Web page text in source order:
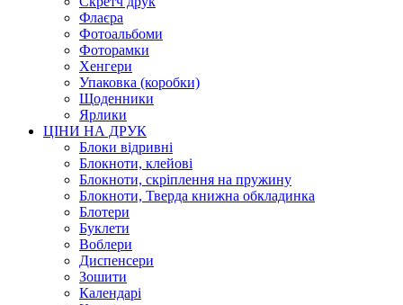
Флаєра
Фотоальбоми
Фоторамки
Хенгери
Упаковка (коробки)
Щоденники
Ярлики
ЦІНИ НА ДРУК
Блоки відривні
Блокноти, клейові
Блокноти, скріплення на пружину
Блокноти, Тверда книжна обкладинка
Блотери
Буклети
Воблери
Диспенсери
Зошити
Календарі